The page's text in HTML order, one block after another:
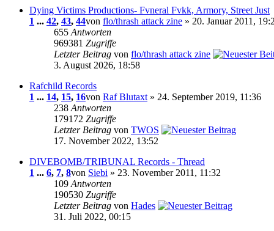
Dying Victims Productions- Fvneral Fvkk, Armory, Street Just
1 ... 42, 43, 44von flo/thrash attack zine » 20. Januar 2011,
655 Antworten
969381 Zugriffe
Letzter Beitrag von flo/thrash attack zine
3. August 2026, 18:58
Rafchild Records
1 ... 14, 15, 16von Raf Blutaxt » 24. September 2019, 11:36
238 Antworten
179172 Zugriffe
Letzter Beitrag von TWOS
17. November 2022, 13:52
DIVEBOMB/TRIBUNAL Records - Thread
1 ... 6, 7, 8von Siebi » 23. November 2011, 11:32
109 Antworten
190530 Zugriffe
Letzter Beitrag von Hades
31. Juli 2022, 00:15